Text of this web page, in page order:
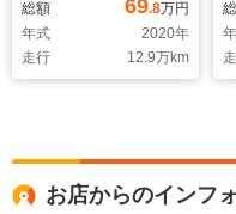
総額
69.8万円
年式
2020年
走行
12.9万km
お店からのインフ